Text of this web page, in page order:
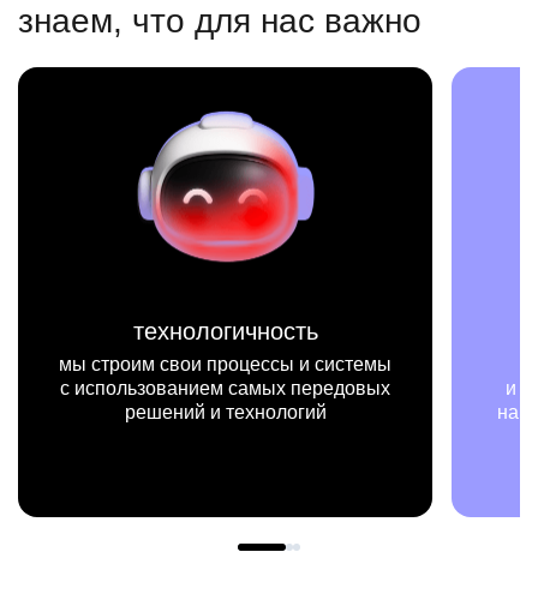
знаем, что для нас важно
технологичность
свои процессы и системы
самых передовых
решений и технологий
и примерах
нашей работы